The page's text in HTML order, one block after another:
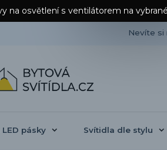
na osvětlení s ventilátorem na
Nevíte si
pásky Svítidla dle stylu